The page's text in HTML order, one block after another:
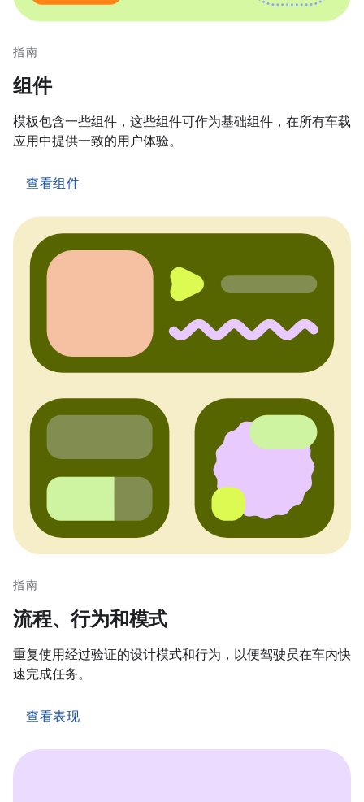
指南
组件
模板包含一些组件，这些组件可作为基础组件，在所有车载
应用中提供一致的用户体验。
查看组件
指南
流程、行为和模式
重复使用经过验证的设计模式和行为，以便驾驶员在车内快
速完成任务。
查看表现